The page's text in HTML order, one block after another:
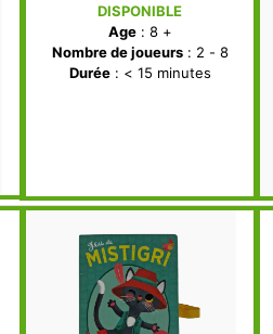
DISPONIBLE
Age: 8 +
Nombre de joueurs: 2 - 8
Durée: < 15 minutes